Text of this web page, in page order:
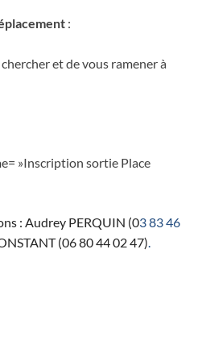
:
et de vous ramener à
»Inscription sortie Place
: Audrey PERQUIN (03 83 46
(06 80 44 02 47).